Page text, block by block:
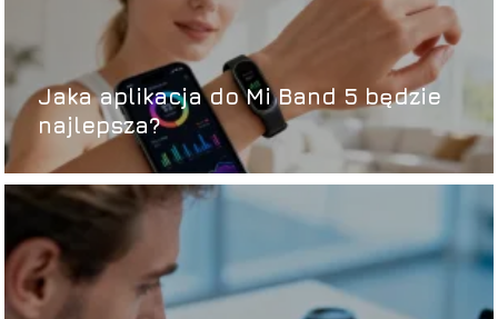
Jaka aplikacja do Mi Band 5 będzie
najlepsza?